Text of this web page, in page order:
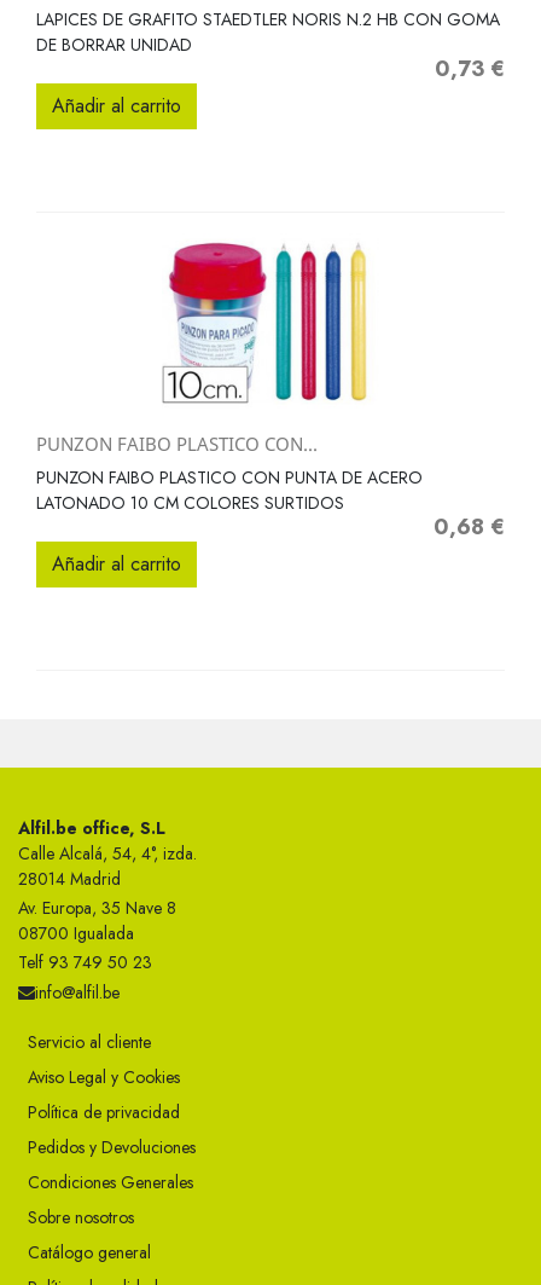
LAPICES DE GRAFITO STAEDTLER NORIS N.2 HB CON GOMA
DE BORRAR UNIDAD
Precio
0,73 €
Añadir al carrito
PUNZON FAIBO PLASTICO CON...
PUNZON FAIBO PLASTICO CON PUNTA DE ACERO
LATONADO 10 CM COLORES SURTIDOS
Precio
0,68 €
Añadir al carrito
Alfil.be office, S.L
Calle Alcalá, 54, 4°, izda.
28014 Madrid
Av. Europa, 35 Nave 8
08700 Igualada
Telf 93 749 50 23
info@alfil.be
Servicio al cliente
Aviso Legal y Cookies
Política de privacidad
Pedidos y Devoluciones
Condiciones Generales
Sobre nosotros
Catálogo general